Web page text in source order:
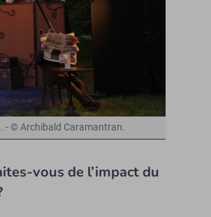
- © Archibald Caramantran.
vous de l’impact du